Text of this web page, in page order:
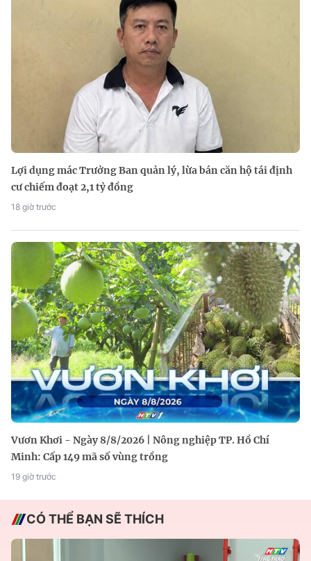
Lợi dụng mác Trưởng Ban quản lý, lừa bán căn hộ tái định
cư chiếm đoạt 2,1 tỷ đồng
18 giờ trước
Vươn Khơi - Ngày 8/8/2026 | Nông nghiệp TP. Hồ Chí
Minh: Cấp 149 mã số vùng trồng
19 giờ trước
CÓ THỂ BẠN SẼ THÍCH